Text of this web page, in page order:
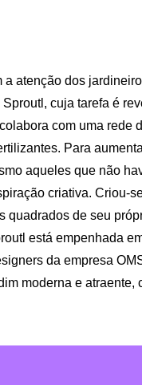
atenção dos
cuja tarefa é
com uma rede
Para
aqueles que não
criativa. Criou-
quadrados de seu
está empenhada
da empresa
moderna e